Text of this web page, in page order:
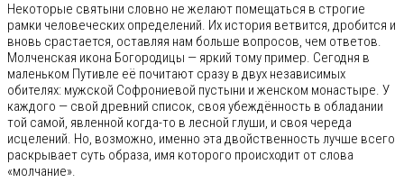
Некоторые святыни словно не желают помещаться в строгие
рамки человеческих определений. Их история ветвится, дробится и
вновь срастается, оставляя нам больше вопросов, чем ответов.
Молченская икона Богородицы — яркий тому пример. Сегодня в
маленьком Путивле её почитают сразу в двух независимых
обителях: мужской Софрониевой пустыни и женском монастыре. У
каждого — свой древний список, своя убеждённость в обладании
той самой, явленной когда-то в лесной глуши, и своя череда
исцелений. Но, возможно, именно эта двойственность лучше всего
раскрывает суть образа, имя которого происходит от слова
«молчание».